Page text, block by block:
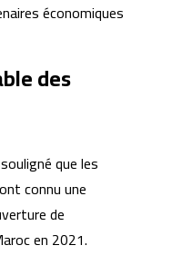
économiques
des
que les
connu une
de
en 2021.